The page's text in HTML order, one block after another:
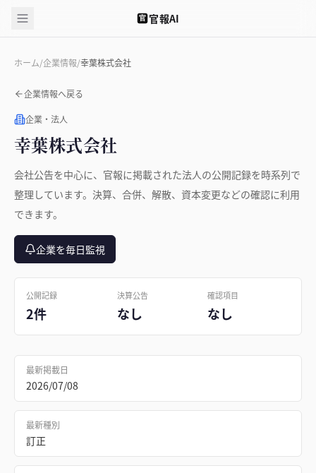
官 官報AI
ホーム/企業情報/幸葉株式会社
企業情報へ戻る
企業・法人
幸葉株式会社
会社公告を中心に、官報に掲載された法人の公開記録を時系列で
整理しています。決算、合併、解散、資本変更などの確認に利用
できます。
企業を毎日監視
公開記録
2件
決算公告
なし
確認項目
なし
最新掲載日
2026/07/08
最新種別
訂正